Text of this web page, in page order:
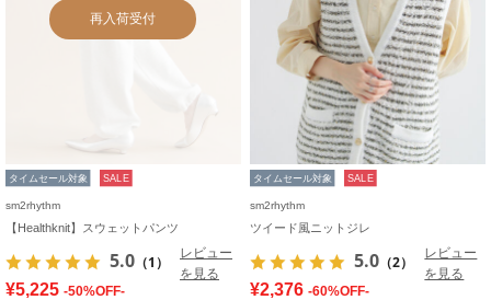
再入荷受付
タイムセール対象 SALE
sm2rhythm
【Healthknit】スウェットパンツ
5.0 （1）
レビュー
を見る
¥5,225 -50%OFF-
タイムセール対象 SALE
sm2rhythm
ツイード風ニットジレ
5.0 （2）
レビュー
を見る
¥2,376 -60%OFF-